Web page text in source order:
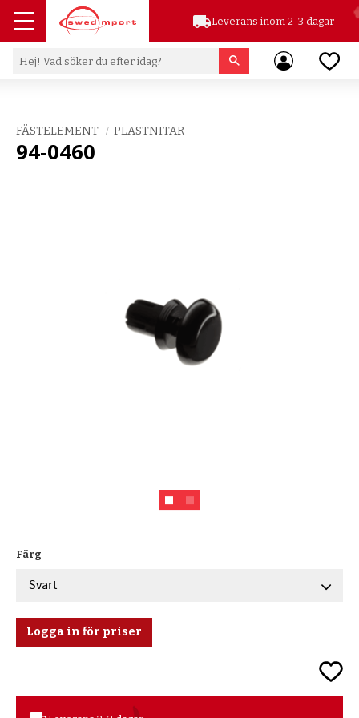
Meny
local_shippingLeverans inom 2-3 dagar
FÄSTELEMENT PLASTNITAR
94-0460
Färg
Logga in för priser
Lägg